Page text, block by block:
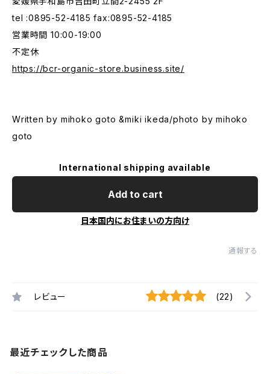
tel :0895-52-4185 fax:0895-52-4185
営業時間 10:00-19:00
不定休
https://bcr-organic-store.business.site/
Written by mihoko goto &miki ikeda/photo by mihoko
goto
International shipping available
Add to cart
日本国内にお住まいの方向け
通報する
レビュー (22)
最近チェックした商品